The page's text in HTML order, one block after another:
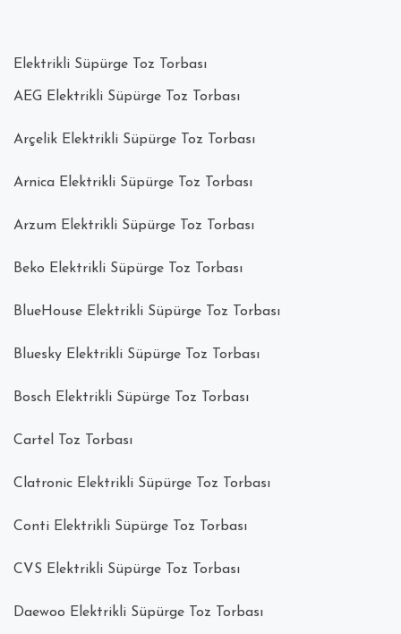
Elektrikli Süpürge Toz Torbası
AEG Elektrikli Süpürge Toz Torbası
Arçelik Elektrikli Süpürge Toz Torbası
Arnica Elektrikli Süpürge Toz Torbası
Arzum Elektrikli Süpürge Toz Torbası
Beko Elektrikli Süpürge Toz Torbası
BlueHouse Elektrikli Süpürge Toz Torbası
Bluesky Elektrikli Süpürge Toz Torbası
Bosch Elektrikli Süpürge Toz Torbası
Cartel Toz Torbası
Clatronic Elektrikli Süpürge Toz Torbası
Conti Elektrikli Süpürge Toz Torbası
CVS Elektrikli Süpürge Toz Torbası
Daewoo Elektrikli Süpürge Toz Torbası